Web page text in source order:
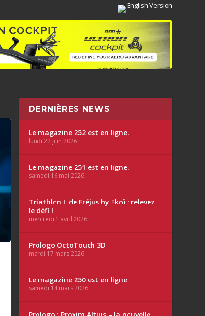
English Version
DERNIÈRES NEWS
Le magazine 252 est en ligne.
lundi 22 juin 2026
Le magazine 251 est en ligne.
samedi 16 mai 2026
Triathlon L de Fréjus by Ekoï : relevez
le défi !
mercredi 1 avril 2026
Prologo OctoTouch 3D
mardi 17 mars 2026
Le magazine 250 est en ligne
samedi 14 mars 2026